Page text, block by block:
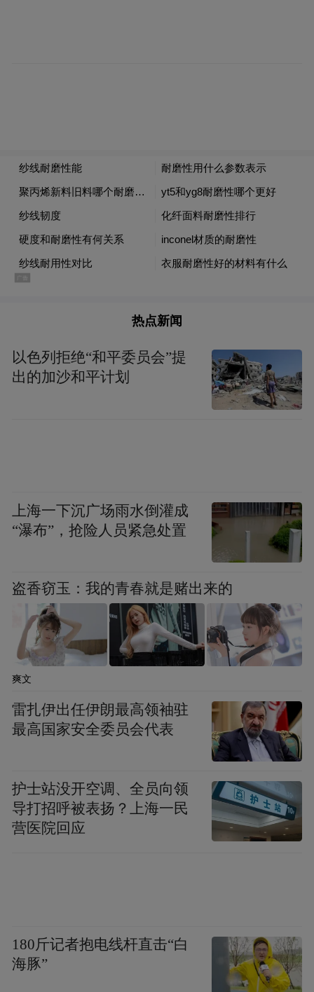
热点新闻
以色列拒绝“和平委员会”提
出的加沙和平计划
上海一下沉广场雨水倒灌成
“瀑布”，抢险人员紧急处置
盗香窃玉：我的青春就是赌出来的
爽文
雷扎伊出任伊朗最高领袖驻
最高国家安全委员会代表
护士站没开空调、全员向领
导打招呼被表扬？上海一民
营医院回应
180斤记者抱电线杆直击“白
海豚”